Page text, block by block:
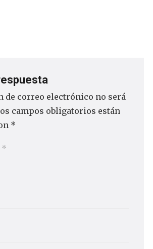
de correo electrónico no será
campos obligatorios están
*